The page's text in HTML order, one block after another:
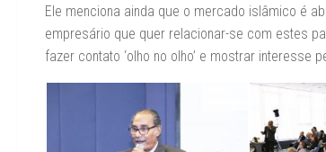
Ele menciona ainda que o mercado islâmico é
empresário que quer relacionar-se com estes
fazer contato ‘olho no olho’ e mostrar interesse